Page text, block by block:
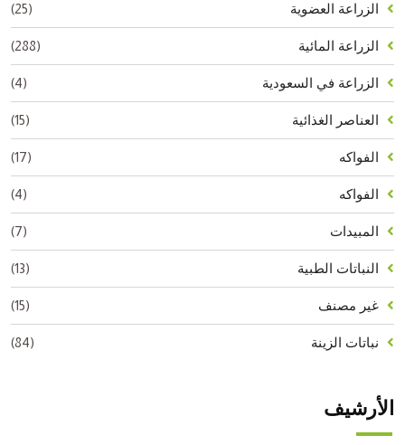
الزراعة العضوية (25)
الزراعة المائية (288)
الزراعة في السعودية (4)
العناصر الغذائية (15)
الفواكه (17)
الفواكه (4)
المبيدات (7)
النباتات الطبية (13)
غير مصنف (15)
نباتات الزينة (84)
الأرشيف